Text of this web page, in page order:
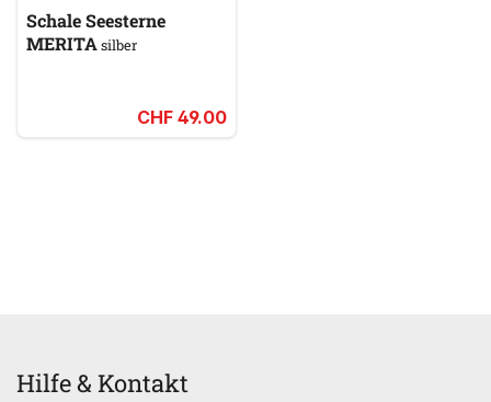
Schale Seesterne
MERITAsilber
CHF 49.00
Hilfe & Kontakt